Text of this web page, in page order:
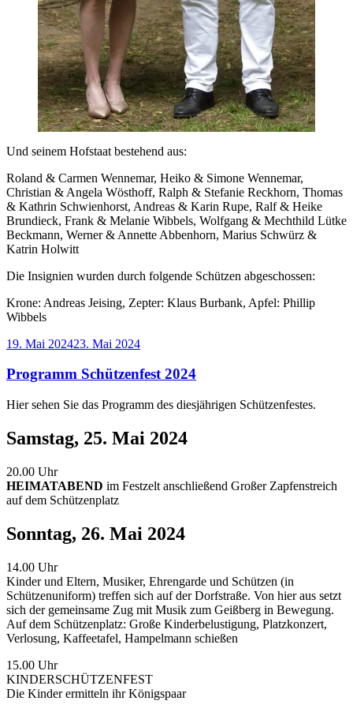
Und seinem Hofstaat bestehend aus:
Roland & Carmen Wennemar, Heiko & Simone Wennemar,
Christian & Angela Wösthoff, Ralph & Stefanie Reckhorn, Thomas
& Kathrin Schwienhorst, Andreas & Karin Rupe, Ralf & Heike
Brundieck, Frank & Melanie Wibbels, Wolfgang & Mechthild Lütke
Beckmann, Werner & Annette Abbenhorn, Marius Schwürz &
Katrin Holwitt
Die Insignien wurden durch folgende Schützen abgeschossen:
Krone: Andreas Jeising, Zepter: Klaus Burbank, Apfel: Phillip
Wibbels
Veröffentlicht
19. Mai 202423. Mai 2024
Programm Schützenfest 2024
Hier sehen Sie das Programm des diesjährigen Schützenfestes.
Samstag, 25. Mai 2024
20.00 Uhr
HEIMATABEND im Festzelt anschließend Großer Zapfenstreich
auf dem Schützenplatz
Sonntag, 26. Mai 2024
14.00 Uhr
Kinder und Eltern, Musiker, Ehrengarde und Schützen (in
Schützenuniform) treffen sich auf der Dorfstraße. Von hier aus setzt
sich der gemeinsame Zug mit Musik zum Geißberg in Bewegung.
Auf dem Schützenplatz: Große Kinderbelustigung, Platzkonzert,
Verlosung, Kaffeetafel, Hampelmann schießen
15.00 Uhr
KINDERSCHÜTZENFEST
Die Kinder ermitteln ihr Königspaar